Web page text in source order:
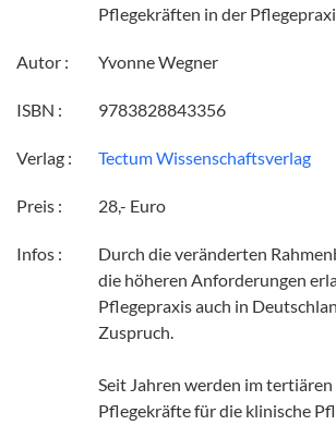
Pflegekräften in der
Autor : Yvonne Wegner
ISBN : 9783828843356
Verlag : Tectum Wissenschaftsverlag
Preis : 28,- Euro
Infos :
Durch die veränderten
die höheren Anforderungen
Pflegepraxis auch in
Zuspruch.
Seit Jahren werden im
Pflegekräfte für die klinische